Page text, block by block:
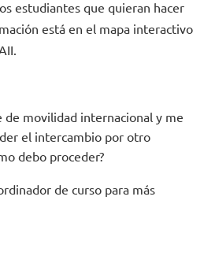
estudiantes que quieran hacer
está en el mapa interactivo
de movilidad internacional y me
el intercambio por otro
debo proceder?
de curso para más